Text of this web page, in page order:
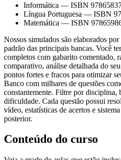
Informática — ISBN
Língua Portuguesa — ISBN
Matemática — ISBN
Nossos simulados são elaborados
padrão das principais bancas. Você
completos com gabarito comentado,
comparativo, análise detalhada do
pontos fortes e fracos para otimizar
Banco com milhares de questões
constantemente. Filtre por disciplina,
dificuldade. Cada questão possui
vídeo, estatísticas de acertos e
posterior.
Conteúdo do curso